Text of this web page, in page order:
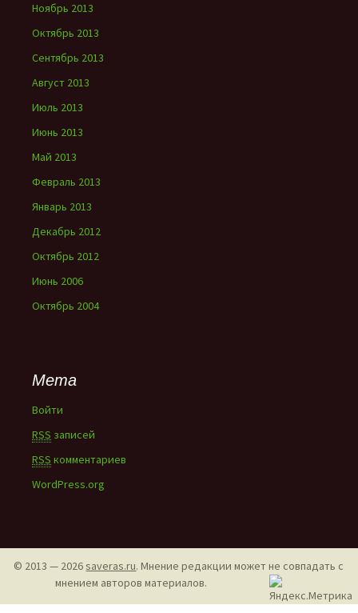
Ноябрь 2013
Октябрь 2013
Сентябрь 2013
Август 2013
Июль 2013
Июнь 2013
Май 2013
Февраль 2013
Январь 2013
Декабрь 2012
Октябрь 2012
Июнь 2006
Октябрь 2004
Мета
Войти
RSS записей
RSS комментариев
WordPress.org
© 2013 — 2026saveras.ru. Мнение редакции может не совпадать с
мнением авторов материалов.